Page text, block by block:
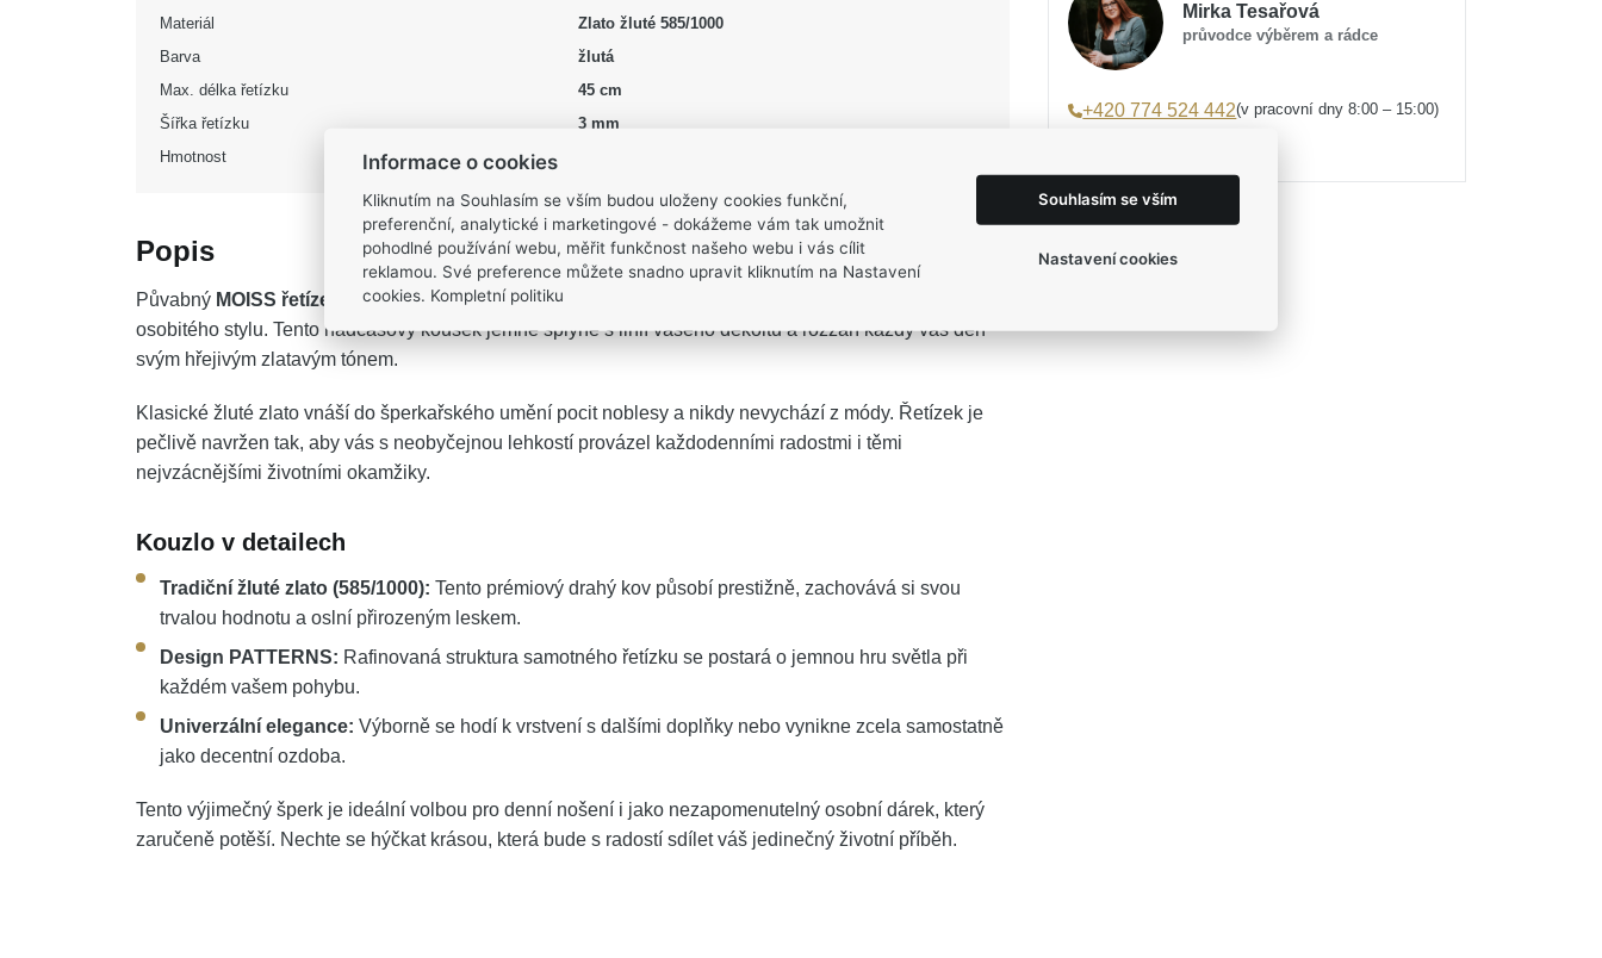
Materiál
Zlato žluté 585/1000
Barva
žlutá
Max. délka řetízku
45 cm
Šířka řetízku
3 mm
Hmotnost
Popis
Půvabný MOISS řetízek ze žlutého zlata PATTERNS
osobitého stylu. Tento nadčasový kousek jemně splyne s linií vašeho dekoltu a rozzáří každý váš den
svým hřejivým zlatavým tónem.
Klasické žluté zlato vnáší do šperkařského umění pocit noblesy a nikdy nevychází z módy. Řetízek je
pečlivě navržen tak, aby vás s neobyčejnou lehkostí provázel každodenními radostmi i těmi
nejvzácnějšími životními okamžiky.
Kouzlo v detailech
Tradiční žluté zlato (585/1000): Tento prémiový drahý kov působí prestižně, zachovává si svou
trvalou hodnotu a oslní přirozeným leskem.
Design PATTERNS: Rafinovaná struktura samotného řetízku se postará o jemnou hru světla při
každém vašem pohybu.
Univerzální elegance: Výborně se hodí k vrstvení s dalšími doplňky nebo vynikne zcela samostatně
jako decentní ozdoba.
Tento výjimečný šperk je ideální volbou pro denní nošení i jako nezapomenutelný osobní dárek, který
zaručeně potěší. Nechte se hýčkat krásou, která bude s radostí sdílet váš jedinečný životní příběh.
Mirka Tesařová
průvodce výběrem a rádce
+420 774 524 442(v pracovní dny 8:00 – 15:00)
Informace o cookies
Kliknutím na Souhlasím se vším budou uloženy cookies funkční,
preferenční, analytické i marketingové - dokážeme vám tak umožnit
pohodlné používání webu, měřit funkčnost našeho webu i vás cílit
reklamou. Své preference můžete snadno upravit kliknutím na Nastavení
cookies. Kompletní politiku
Souhlasím se vším
Nastavení cookies